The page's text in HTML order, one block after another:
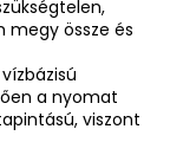
megy össze és
a nyomat
viszont